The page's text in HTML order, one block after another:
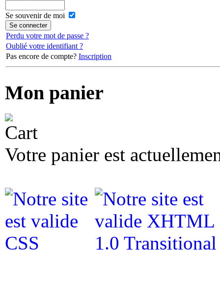
Se souvenir de moi
Perdu votre mot de passe ?
Oublié votre identifiant ?
Pas encore de compte? Inscription
Mon panier
Votre panier est